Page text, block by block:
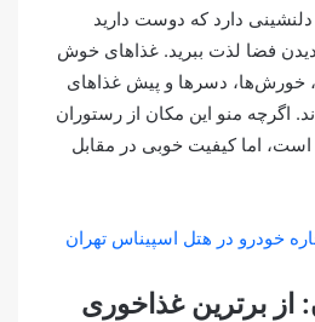
دارد که دوست دارید
فضا لذت ببرید. غذاهای خوش
خورش‌ها، دسرها و پیش غذاهای
اگرچه منو این مکان از رستوران
اما کیفیت خوبی در مقابل
خودرو در هتل اسپیناس تهران
از برترین غذاخوری